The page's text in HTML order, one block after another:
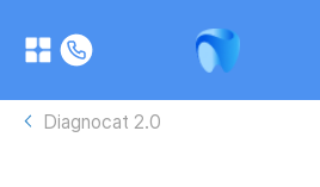
Diagnocat 2.0